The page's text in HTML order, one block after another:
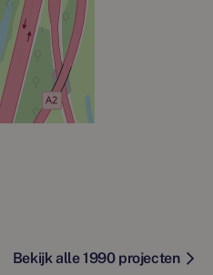
Bekijk alle 1990 projecten